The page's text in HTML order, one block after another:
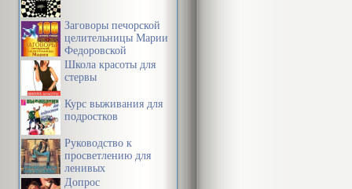
Заговоры печорской
целительницы Марии
Федоровской
Школа красоты для
стервы
Курс выживания для
подростков
Руководство к
просветлению для
ленивых
Допрос